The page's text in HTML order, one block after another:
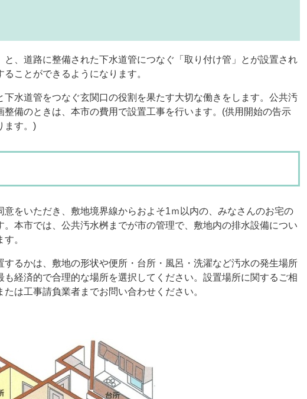
、道路に整備された下水道管につなぐ「取り付け管」とが設置され
ことができるようになります。
水道管をつなぐ玄関口の役割を果たす大切な働きをします。公共汚
整備のときは、本市の費用で設置工事を行います。(供用開始の告示
ます。)
をいただき、敷地境界線からおよそ1ｍ以内の、みなさんのお宅の
本市では、公共汚水桝までが市の管理で、敷地内の排水設備につい
。
るかは、敷地の形状や便所・台所・風呂・洗濯など汚水の発生場所
経済的で合理的な場所を選択してください。設置場所に関するご相
は工事請負業者までお問い合わせください。